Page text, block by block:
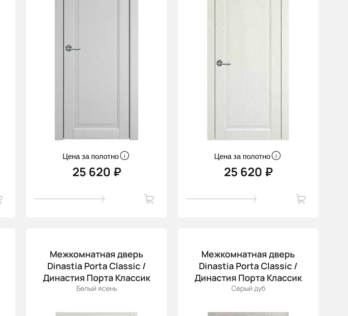
Цена за полотно
25 620 ₽
Цена за полотно
25 620 ₽
Межкомнатная дверь
Dinastia Porta Classic /
Династия Порта Классик
Белый ясень
Межкомнатная дверь
Dinastia Porta Classic /
Династия Порта Классик
Серый дуб